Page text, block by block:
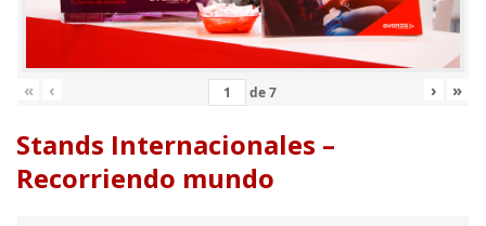
« ‹ de7 › »
Stands Internacionales –
Recorriendo mundo